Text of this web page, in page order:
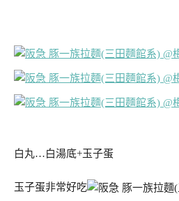
白丸…白湯底+玉子蛋
玉子蛋非常好吃